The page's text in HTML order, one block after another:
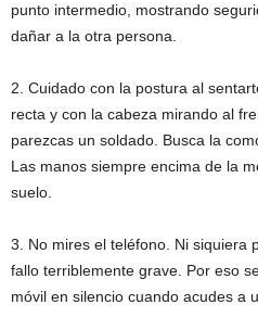
punto intermedio, mostrando
dañar a la otra persona.
2. Cuidado con la postura al
recta y con la cabeza mirando al
parezcas un soldado. Busca la
Las manos siempre encima de la
suelo.
3. No mires el teléfono. Ni siquiera
fallo terriblemente grave. Por eso
móvil en silencio cuando acudes a